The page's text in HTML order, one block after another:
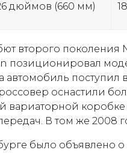
дюймов (660 мм)
второго
позиционировал
автомобиль
оснастили
коробке
В том же
было объявлено